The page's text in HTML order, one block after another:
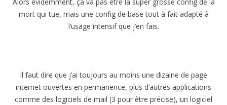
mort qui tue, mais une config de base tout à fait adapté à
l’usage intensif que j’en fais.
Il faut dire que j’ai toujours au moins une dizaine de page
internet ouvertes en permanence, plus d’autres applications
comme des logiciels de mail (3 pour être précise), un logiciel